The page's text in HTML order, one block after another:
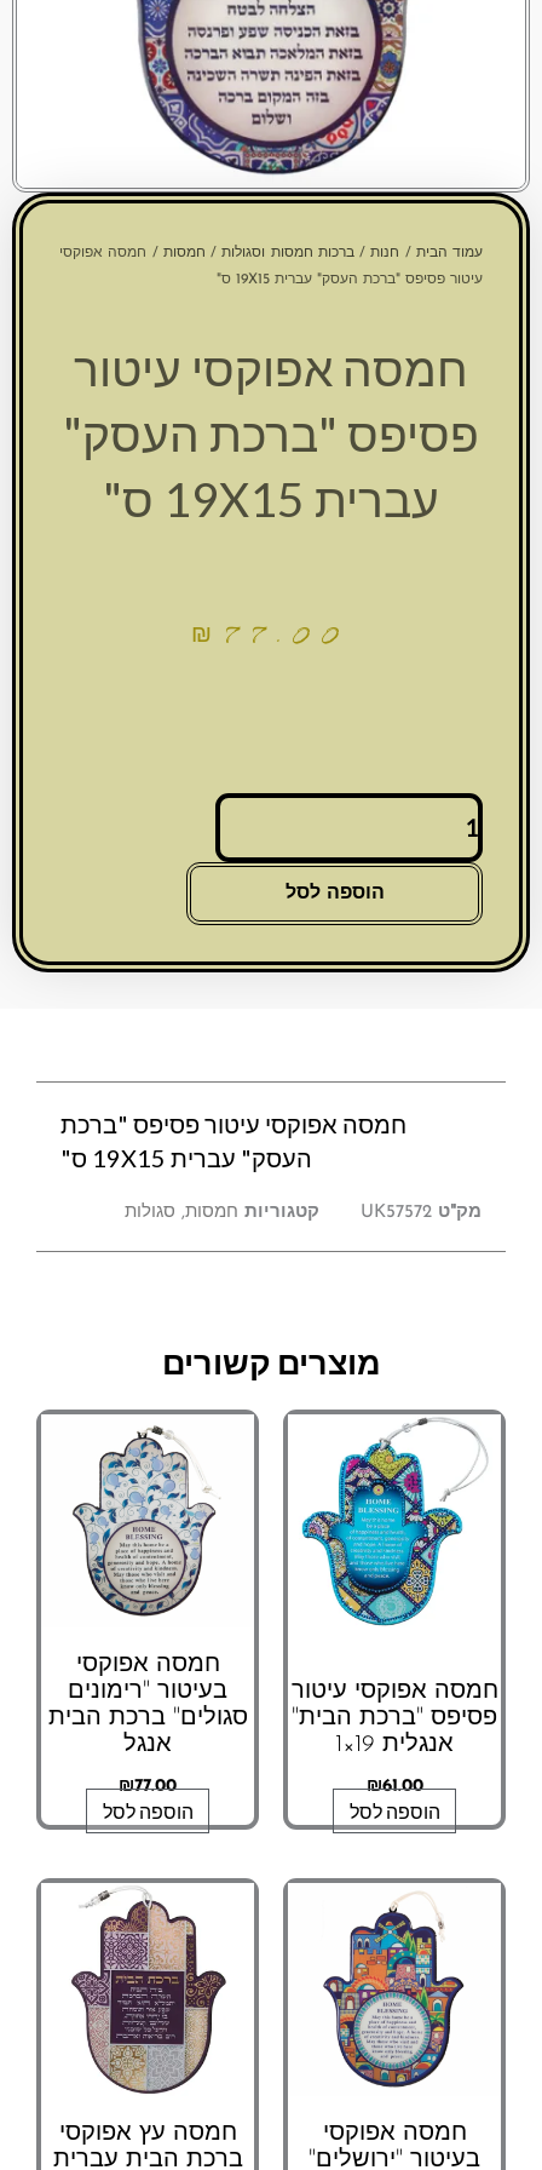
עמוד הבית / חנות/ברכות חמסות וסגולות/ חמסות / חמסה אפוקסי
עיטור פסיפס "ברכת העסק" עברית 19X15 ס"
חמסה אפוקסי עיטור
פסיפס "ברכת העסק"
עברית 19X15 ס"
₪ 77.00
כמות
של
חמסה
עיטור
"ברכת
הוספה לסל
חמסה אפוקסי עיטור פסיפס "ברכת
העסק" עברית 19X15 ס"
מק"ט UK57572 קטגוריות חמסות, סגולות
מוצרים קשורים
חמסה אפוקסי עיטור
פסיפס "ברכת הבית"
אנגלית 19×1
₪61.00
הוספה לסל
חמסה אפוקסי
בעיטור "רימונים
סגולים" ברכת הבית
אנגל
₪77.00
הוספה לסל
חמסה אפוקסי
בעיטור "ירושלים"
חמסה עץ אפוקסי
ברכת הבית עברית